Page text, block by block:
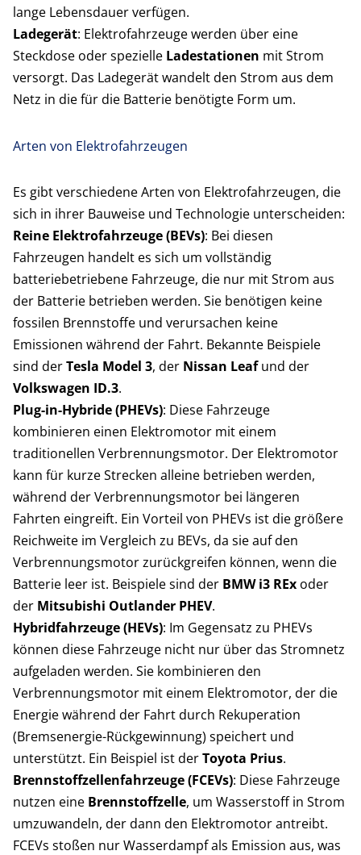
lange Lebensdauer verfügen.
Ladegerät: Elektrofahrzeuge werden über eine
Steckdose oder spezielle Ladestationen mit Strom
versorgt. Das Ladegerät wandelt den Strom aus dem
Netz in die für die Batterie benötigte Form um.
Arten von Elektrofahrzeugen
Es gibt verschiedene Arten von Elektrofahrzeugen, die
sich in ihrer Bauweise und Technologie unterscheiden:
Reine Elektrofahrzeuge (BEVs): Bei diesen
Fahrzeugen handelt es sich um vollständig
batteriebetriebene Fahrzeuge, die nur mit Strom aus
der Batterie betrieben werden. Sie benötigen keine
fossilen Brennstoffe und verursachen keine
Emissionen während der Fahrt. Bekannte Beispiele
sind derTesla Model 3, der Nissan Leafund der
Volkswagen ID.3.
Plug-in-Hybride (PHEVs): Diese Fahrzeuge
kombinieren einen Elektromotor mit einem
traditionellen Verbrennungsmotor. Der Elektromotor
kann für kurze Strecken alleine betrieben werden,
während der Verbrennungsmotor bei längeren
Fahrten eingreift. Ein Vorteil von PHEVs ist die größere
Reichweite im Vergleich zu BEVs, da sie auf den
Verbrennungsmotor zurückgreifen können, wenn die
Batterie leer ist. Beispiele sind der BMW i3 REx oder
der Mitsubishi Outlander PHEV.
Hybridfahrzeuge (HEVs): Im Gegensatz zu PHEVs
können diese Fahrzeuge nicht nur über das Stromnetz
aufgeladen werden. Sie kombinieren den
Verbrennungsmotor mit einem Elektromotor, der die
Energie während der Fahrt durch Rekuperation
(Bremsenergie-Rückgewinnung) speichert und
unterstützt. Ein Beispiel ist derToyota Prius.
Brennstoffzellenfahrzeuge (FCEVs): Diese Fahrzeuge
nutzen eine Brennstoffzelle, um Wasserstoff in Strom
umzuwandeln, der dann den Elektromotor antreibt.
FCEVs stoßen nur Wasserdampf als Emission aus, was